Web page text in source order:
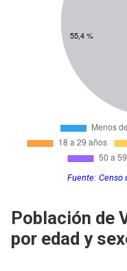
Fuente: Censo
Población de
por edad y